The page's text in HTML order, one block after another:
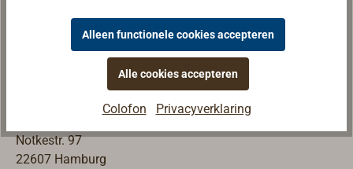
Scheepsuitrusting | Werfuitrusting
Notkestr. 97
22607 Hamburg
Alleen functionele cookies accepteren
Alle cookies accepteren
Colofon Privacyverklaring